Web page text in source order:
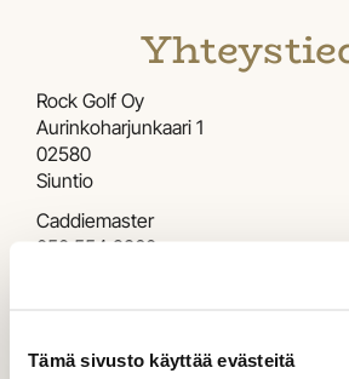
Tämä sivusto käyttää evästeitä
Rock Golf Oy
​​​​​​​Aurinkoharjunkaari 1
02580
​​​​​​​Siuntio
Caddiemaster
050 554 9860